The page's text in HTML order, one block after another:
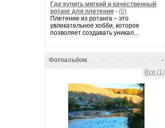
Где купить мягкий и качественный
ротанг для плетения - (0)
Плетение из ротанга – это
увлекательное хобби, которое
позволяет создавать уникал...
-
Фотоальбом
Все (1)